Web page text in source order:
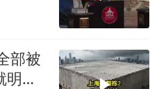
部被
白